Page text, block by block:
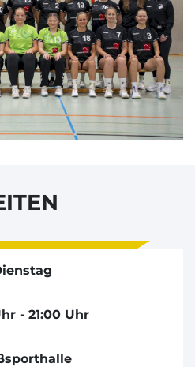
- 21:00 Uhr